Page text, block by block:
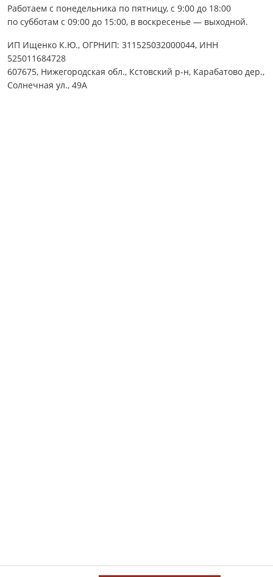
Работаем с понедельника по пятницу, с 9:00 до 18:00
по субботам с 09:00 до 15:00, в воскресенье — выходной.
ИП Ищенко К.Ю., ОГРНИП: 311525032000044, ИНН
525011684728
607675, Нижегородская обл., Кстовский р-н, Карабатово дер.,
Солнечная ул., 49А